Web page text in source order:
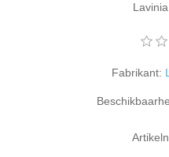
Fabrikant: